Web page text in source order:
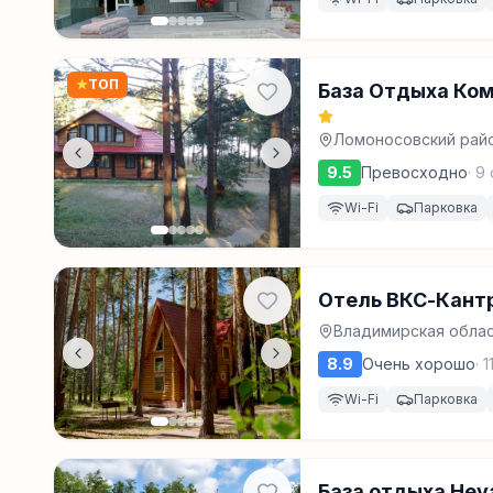
★ТОП База Отдыха
Ломоносовский
9.5 Превосходно· 9
Wi-Fi Парковка
Отель ВКС-
Владимирская
8.9 Очень хорошо· 11
Wi-Fi Парковка